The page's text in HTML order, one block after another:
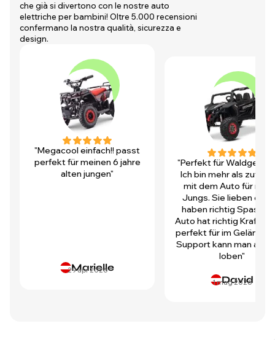
che già si divertono con le nostre auto
elettriche per bambini! Oltre 5.000 recensioni
confermano la nostra qualità, sicurezza e
design.
"Megacool einfach!! passt
perfekt für meinen 6 jahre
alten jungen"
Marielle
29 apr 2026
"Perfekt für
Ich bin mehr als
mit dem Auto für
Jungs. Sie lieben es
haben richtig Spass!
Auto hat richtig Kraft
perfekt für im Gelände.
Support kann man auch
loben"
David
1 mag 2026